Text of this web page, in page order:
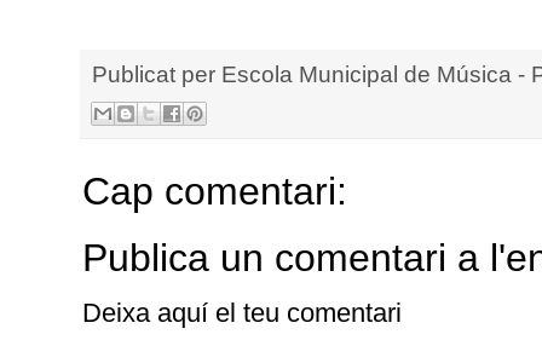
Publicat per Escola Municipal de Música -
Cap comentari:
Publica un comentari a
Deixa aquí el teu comentari